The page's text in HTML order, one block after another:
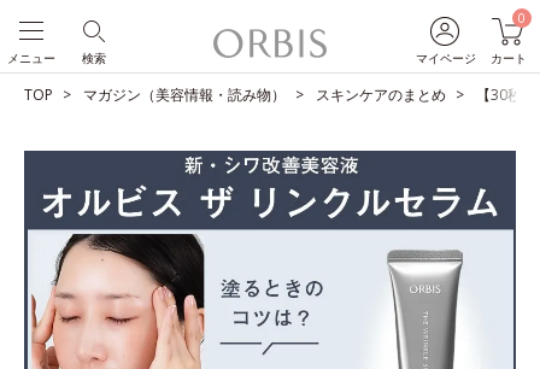
マイページ
0
カート
検索
メニュー
TOP マガジン（美容情報・読み物） スキンケアのまとめ 【30秒